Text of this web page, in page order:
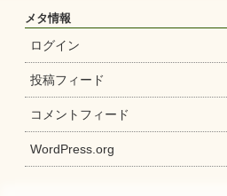
メタ情報
ログイン
投稿フィード
コメントフィード
WordPress.org